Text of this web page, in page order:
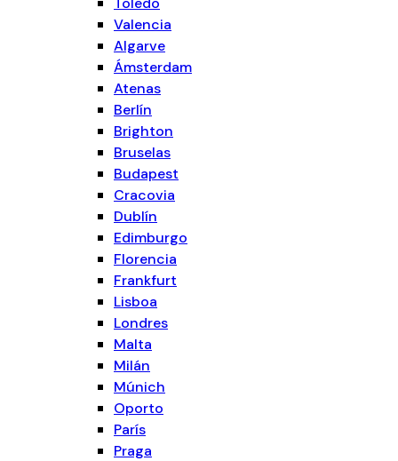
Valencia
Algarve
Ámsterdam
Atenas
Berlín
Brighton
Bruselas
Budapest
Cracovia
Dublín
Edimburgo
Florencia
Frankfurt
Lisboa
Londres
Malta
Milán
Múnich
Oporto
París
Praga